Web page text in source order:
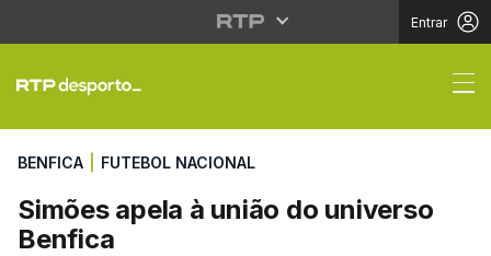
Entrar
Simões apela à união
BENFICA FUTEBOL NACIONAL
Simões apela à união do universo
Benfica